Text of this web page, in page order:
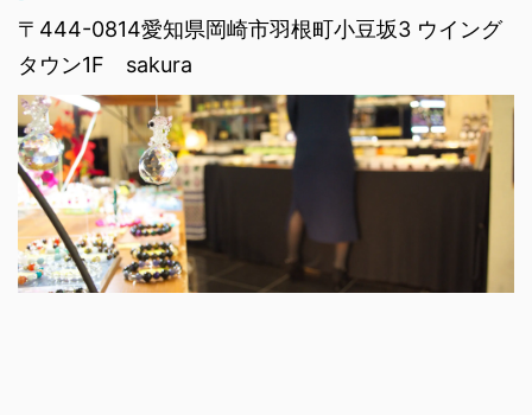
〒444-0814愛知県岡崎市羽根町小豆坂3 ウイング
タウン1F sakura